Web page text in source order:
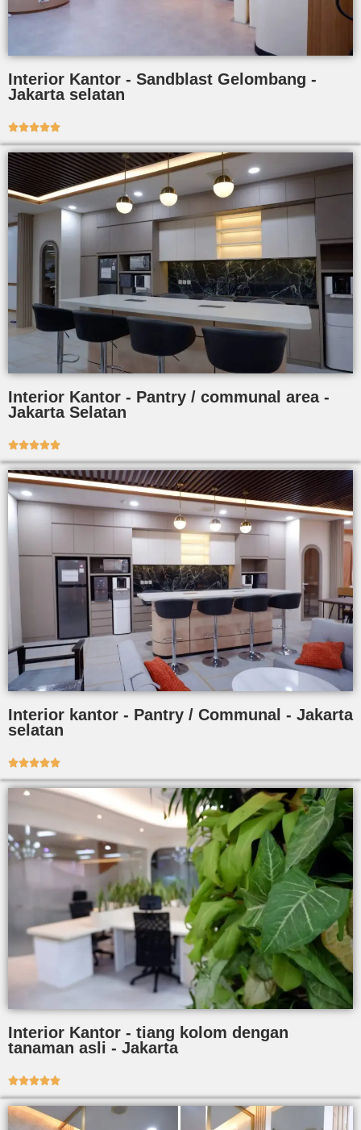
Interior Kantor - Sandblast Gelombang -
Jakarta selatan

Interior Kantor - Pantry / communal area -
Jakarta Selatan

Interior kantor - Pantry / Communal - Jakarta
selatan

Interior Kantor - tiang kolom dengan
tanaman asli - Jakarta
